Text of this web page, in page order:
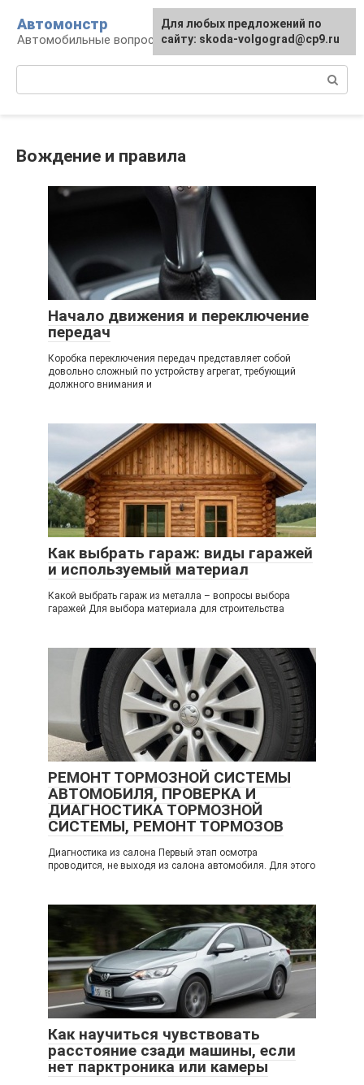
контенту
Автомонстр
Автомобильные вопросы и ответы
Вождение и правила
Начало движения и переключение
передач
Коробка переключения передач представляет собой
довольно сложный по устройству агрегат, требующий
должного внимания и
Как выбрать гараж: виды гаражей
и используемый материал
Какой выбрать гараж из металла – вопросы выбора
гаражей Для выбора материала для строительства
РЕМОНТ ТОРМОЗНОЙ СИСТЕМЫ
АВТОМОБИЛЯ, ПРОВЕРКА И
ДИАГНОСТИКА ТОРМОЗНОЙ
СИСТЕМЫ, РЕМОНТ ТОРМОЗОВ
Диагностика из салона Первый этап осмотра
проводится, не выходя из салона автомобиля. Для этого
Как научиться чувствовать
расстояние сзади машины, если
нет парктроника или камеры
Для любых предложений по
сайту: skoda-volgograd@cp9.ru